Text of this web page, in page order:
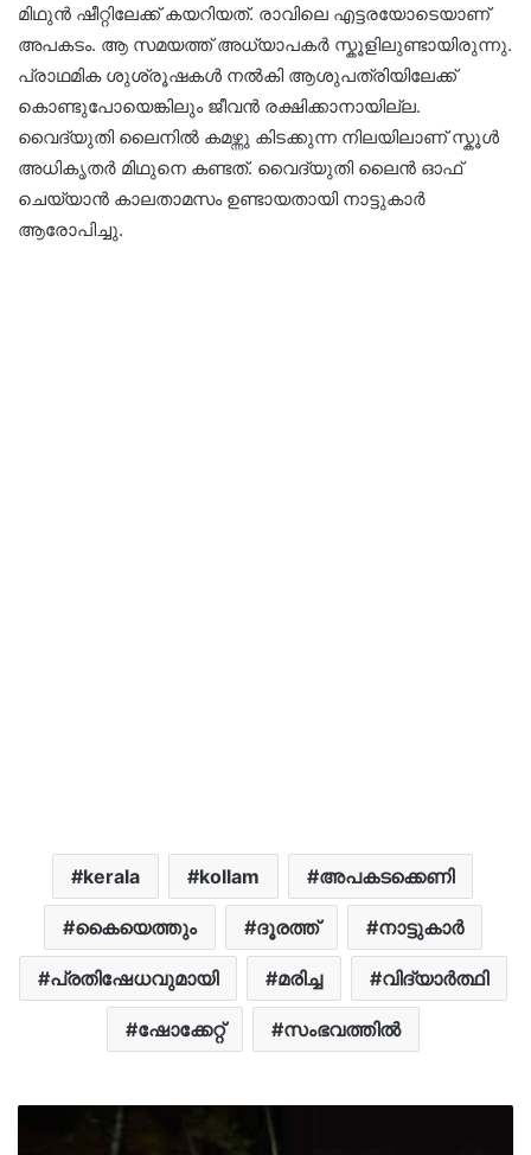
മിഥുൻ ഷീറ്റിലേക്ക് കയറിയത്. രാവിലെ എട്ടരയോടെയാണ്
അപകടം. ആ സമയത്ത് അധ്യാപകർ സ്കൂളിലുണ്ടായിരുന്നു.
പ്രാഥമിക ശുശ്രൂഷകൾ നൽകി ആശുപത്രിയിലേക്ക്
കൊണ്ടുപോയെങ്കിലും ജീവൻ രക്ഷിക്കാനായില്ല.
വൈദ്യുതി ലൈനിൽ കമഴ്ന്നു കിടക്കുന്ന നിലയിലാണ് സ്കൂൾ
അധികൃതർ മിഥുനെ കണ്ടത്. വൈദ്യുതി ലൈൻ ഓഫ്
ചെയ്യാൻ കാലതാമസം ഉണ്ടായതായി നാട്ടുകാർ
ആരോപിച്ചു.
kerala kollam അപകടക്കെണി
കൈയെത്തും ദൂരത്ത് നാട്ടുകാർ
പ്രതിഷേധവുമായി മരിച്ച വിദ്യാർത്ഥി
ഷോക്കേറ്റ് സംഭവത്തില്‍